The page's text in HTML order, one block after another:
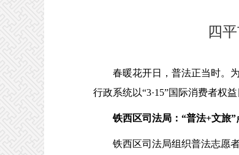
四
春暖花开日，普法正当时。为
行政系统以“3·15”国际消费者权
铁西区司法局：“普法+文旅
铁西区司法局组织普法志愿者